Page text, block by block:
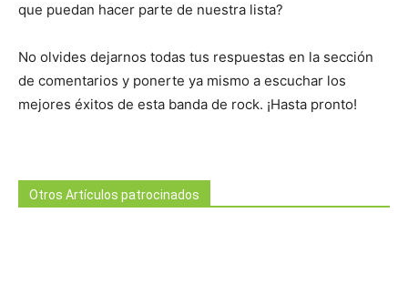
que puedan hacer parte de nuestra lista?
No olvides dejarnos todas tus respuestas en la sección
de comentarios y ponerte ya mismo a escuchar los
mejores éxitos de esta banda de rock. ¡Hasta pronto!
Otros Artículos patrocinados